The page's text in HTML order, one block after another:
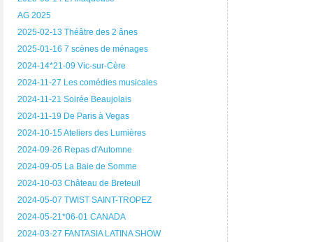
AG 2025
2025-02-13 Théâtre des 2 ânes
2025-01-16 7 scènes de ménages
2024-14*21-09 Vic-sur-Cère
2024-11-27 Les comédies musicales
2024-11-21 Soirée Beaujolais
2024-11-19 De Paris à Vegas
2024-10-15 Ateliers des Lumières
2024-09-26 Repas d'Automne
2024-09-05 La Baie de Somme
2024-10-03 Château de Breteuil
2024-05-07 TWIST SAINT-TROPEZ
2024-05-21*06-01 CANADA
2024-03-27 FANTASIA LATINA SHOW